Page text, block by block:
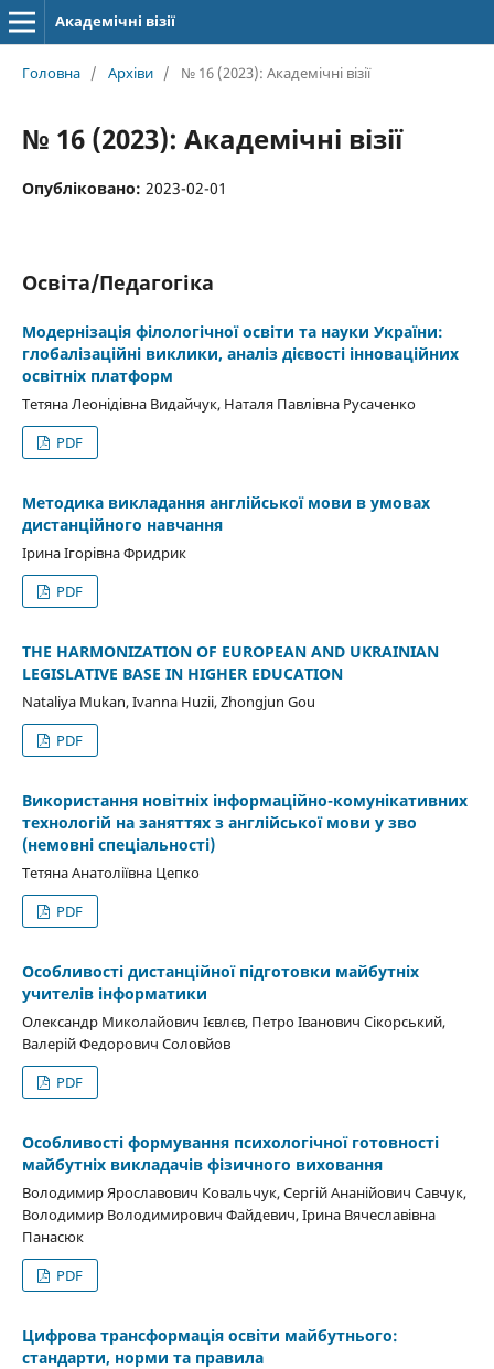
Академічні візії
Головна / Архіви / № 16 (2023): Академічні візії
№ 16 (2023): Академічні візії
Опубліковано: 2023-02-01
Освіта/Педагогіка
Модернізація філологічної освіти та науки України:
глобалізаційні виклики, аналіз дієвості інноваційних
освітніх платформ
Тетяна Леонідівна Видайчук, Наталя Павлівна Русаченко
PDF
Методика викладання англійської мови в умовах
дистанційного навчання
Ірина Ігорівна Фридрик
PDF
THE HARMONIZATION OF EUROPEAN AND UKRAINIAN
LEGISLATIVE BASE IN HIGHER EDUCATION
Nataliya Mukan, Ivanna Huzii, Zhongjun Gou
PDF
Використання новітніх інформаційно-комунікативних
технологій на заняттях з англійської мови у зво
(немовні спеціальності)
Тетяна Анатоліївна Цепко
PDF
Особливості дистанційної підготовки майбутніх
учителів інформатики
Олександр Миколайович Ієвлєв, Петро Іванович Сікорський,
Валерій Федорович Соловйов
PDF
Особливості формування психологічної готовності
майбутніх викладачів фізичного виховання
Володимир Ярославович Ковальчук, Сергій Ананійович Савчук,
Володимир Володимирович Файдевич, Ірина Вячеславівна
Панасюк
PDF
Цифрова трансформація освіти майбутнього:
стандарти, норми та правила